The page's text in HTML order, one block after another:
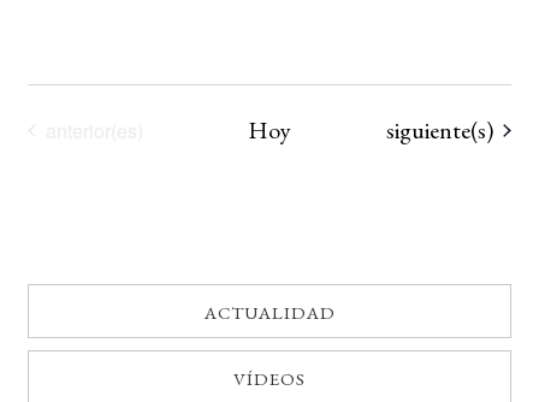
Hoy Eventos
siguiente(s)
ACTUALIDAD
VÍDEOS